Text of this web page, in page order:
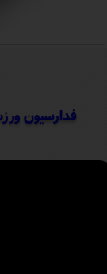
​​​​​​​فدارسیون